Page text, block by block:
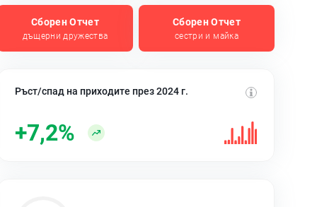
Сборен Отчет
дъщерни дружества
Сборен Отчет
сестри и майка
Ръст/спад на приходите през 2024 г.
+7,2%